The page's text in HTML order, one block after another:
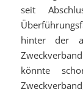
seit
hinter der
könnte